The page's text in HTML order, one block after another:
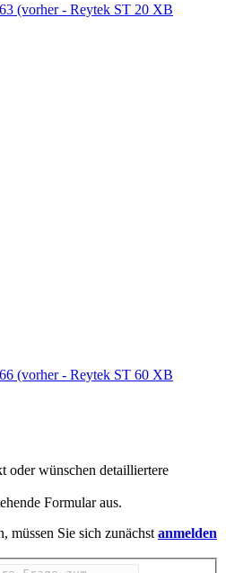
(vorher - Reytek ST 20 XB
(vorher - Reytek ST 60 XB
oder wünschen detailliertere
Formular aus.
müssen Sie sich zunächst anmelden